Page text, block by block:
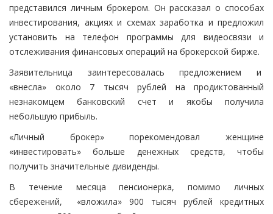
представился личным брокером. Он рассказал о способах
инвестирования, акциях и схемах заработка и предложил
установить на телефон программы для видеосвязи и
отслеживания финансовых операций на брокерской бирже.
Заявительница заинтересовалась предложением и
«внесла» около 7 тысяч рублей на продиктованный
незнакомцем банковский счет и якобы получила
небольшую прибыль.
«Личный брокер» порекомендовал женщине
«инвестировать» больше денежных средств, чтобы
получить значительные дивиденды.
В течение месяца пенсионерка, помимо личных
сбережений, «вложила» 900 тысяч рублей кредитных